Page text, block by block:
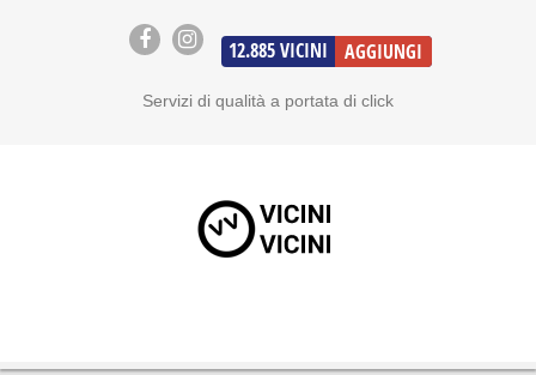
12.885 VICINI AGGIUNGI
Servizi di qualità a portata di click